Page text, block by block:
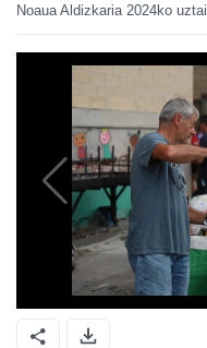
Noaua Aldizkaria 2024ko